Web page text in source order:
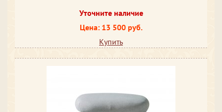
Уточните наличие
Цена: 13 500 руб.
Купить